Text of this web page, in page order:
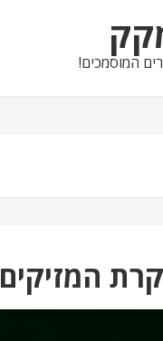
המוסמכים!
המזיקים